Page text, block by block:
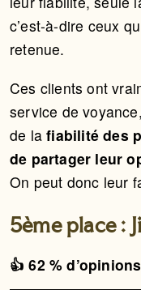
c’est-à-dire ceux
retenue.
Ces clients ont
service de
de lafiabilité des
de partager leur
On peut donc leur
5ème place :
👍 62 %